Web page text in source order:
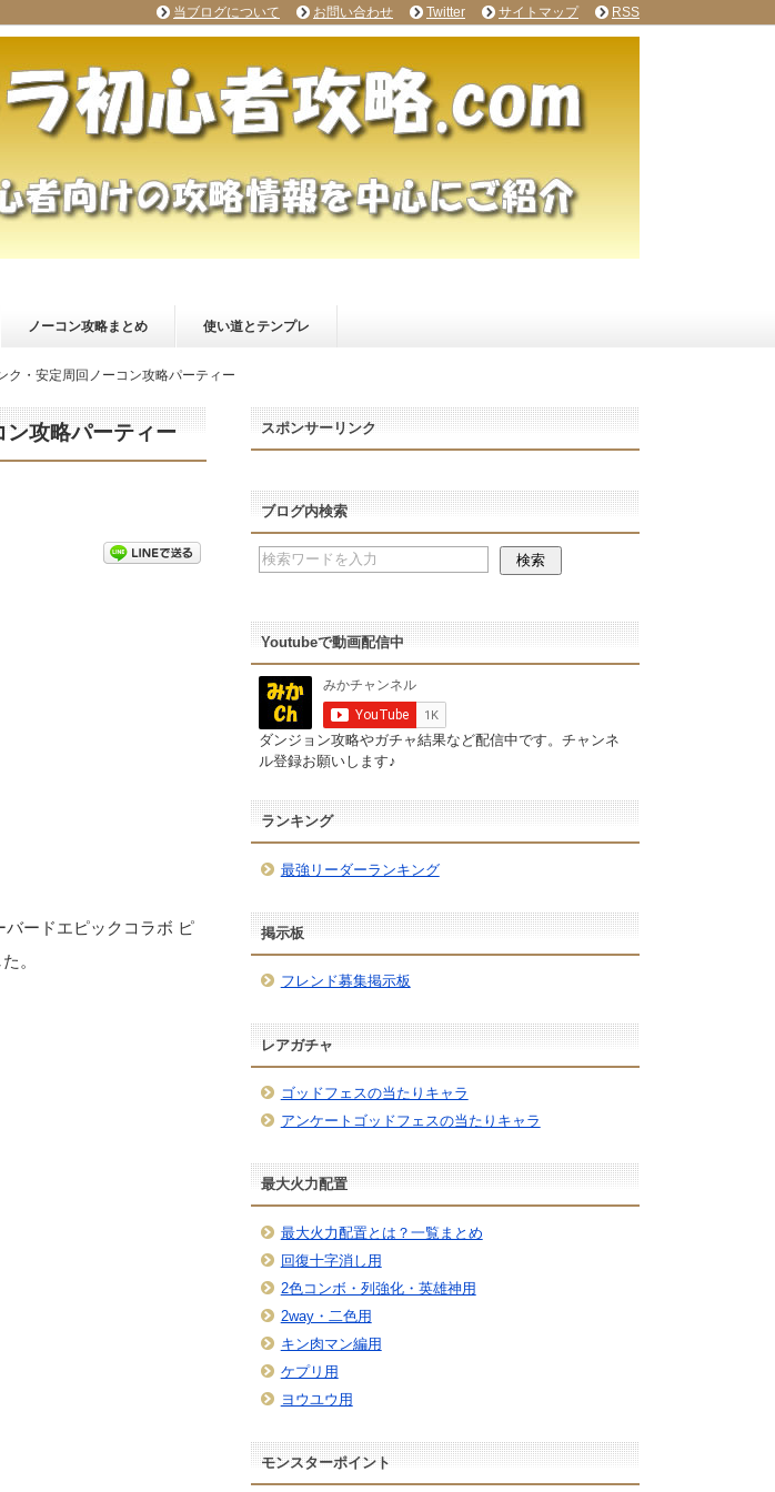
ノーコン攻略まとめ 使い道とテンプレ
ク・安定周回ノーコン攻略パーティー
ン攻略パーティー
ードエピックコラボ ピ
。
スポンサーリンク
ブログ内検索
Youtubeで動画配信中
ダンジョン攻略やガチャ結果など配信中です。チャンネ
ル登録お願いします♪
ランキング
最強リーダーランキング
掲示板
フレンド募集掲示板
レアガチャ
ゴッドフェスの当たりキャラ
アンケートゴッドフェスの当たりキャラ
最大火力配置
最大火力配置とは？一覧まとめ
回復十字消し用
2色コンボ・列強化・英雄神用
2way・二色用
キン肉マン編用
ケプリ用
ヨウユウ用
モンスターポイント
当ブログについて お問い合わせ Twitter サイトマップ RSS